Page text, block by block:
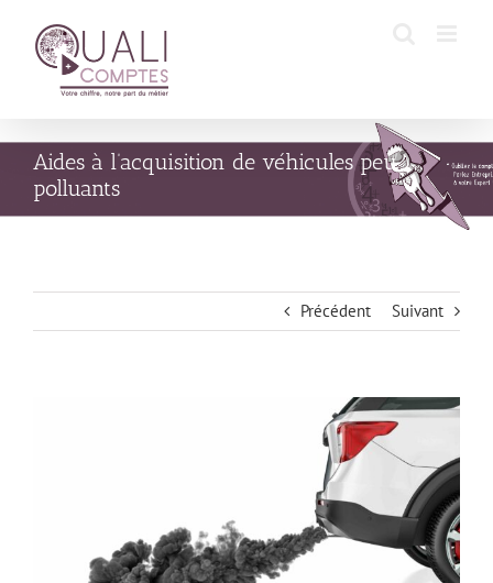
contenu
Aides à l’acquisition de véhicules peu
polluants
Précédent Suivant